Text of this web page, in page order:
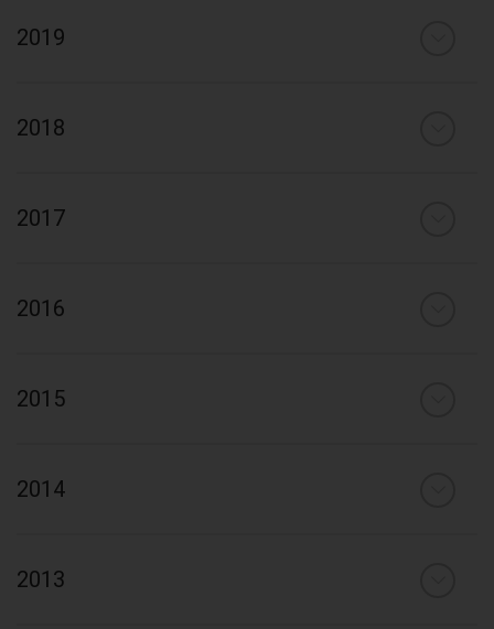
2019
2018
2017
2016
2015
2014
2013